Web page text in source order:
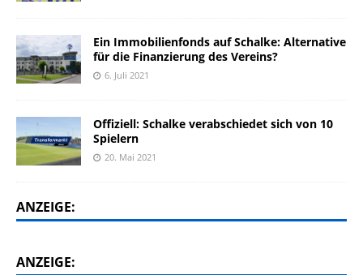
Ein Immobilienfonds auf Schalke: Alternative
für die Finanzierung des Vereins?
6. Juli 2021
Offiziell: Schalke verabschiedet sich von 10
Spielern
20. Mai 2021
ANZEIGE:
ANZEIGE: